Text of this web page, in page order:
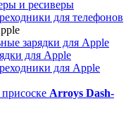
и ресиверы
для телефонов
зарядки для Apple
для Apple
для Apple
Arroys Dash-